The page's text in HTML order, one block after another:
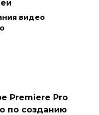
видео
Premiere Pro
по созданию